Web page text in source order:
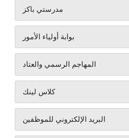
مدرستي باكز
بوابة أولياء الأمور
المهاجم الرسمي والعتاد
كلاس لينك
البريد الإلكتروني للموظفين